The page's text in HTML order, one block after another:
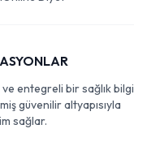
ve entegreli bir sağlık bilgi
güvenilir altyapısıyla
sağlar.